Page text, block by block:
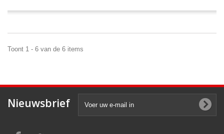
Toont 1 - 6 van de 6 items
Nieuwsbrief